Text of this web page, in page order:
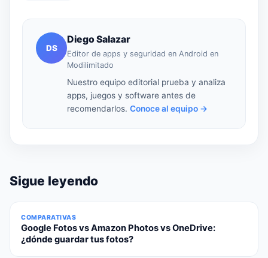
DS
Diego Salazar
Editor de apps y seguridad en Android en
Modilimitado
Nuestro equipo editorial prueba y analiza
apps, juegos y software antes de
recomendarlos. Conoce al equipo →
Sigue leyendo
COMPARATIVAS
Google Fotos vs Amazon Photos vs OneDrive:
¿dónde guardar tus fotos?